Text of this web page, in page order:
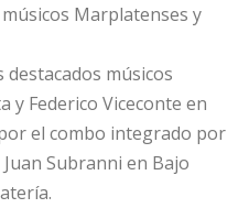
Marplatenses y
músicos
y Federico Viceconte en
el combo integrado por
Subranni en Bajo